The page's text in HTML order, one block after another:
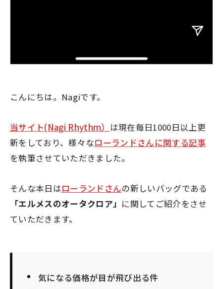
こんにちは。Nagiです。
当サイト(Nagi Rhythm） は現在毎日1000日以上更
新をしており、様々なローランドさんに関する記事
を執筆させていただきました。
そんな本日はローランドさんの新しいバッグである
「エルメスのオータクロア」 に関してご紹介をさせ
ていただきます。
気になる価格が目が飛び出る件